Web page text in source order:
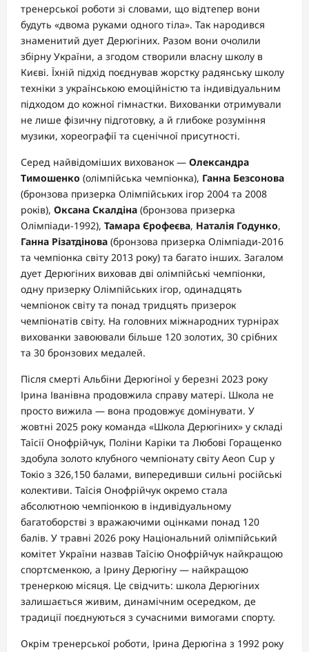
тренерської роботи зі словами, що відтепер вони
будуть «двома руками одного тіла». Так народився
знаменитий дует Дерюгіних. Разом вони очолили
збірну України, а згодом створили власну школу в
Києві. Їхній підхід поєднував жорстку радянську школу
техніки з українською емоційністю та індивідуальним
підходом до кожної гімнастки. Вихованки отримували
не лише фізичну підготовку, а й глибоке розуміння
музики, хореографії та сценічної присутності.
Серед найвідоміших вихованок — Олександра
Тимошенко (олімпійська чемпіонка), Ганна Безсонова
(бронзова призерка Олімпійських ігор 2004 та 2008
років), Оксана Скалдіна (бронзова призерка
Олімпіади-1992), Тамара Єрофеєва, Наталія Годунко,
Ганна Різатдінова (бронзова призерка Олімпіади-2016
та чемпіонка світу 2013 року) та багато інших. Загалом
дует Дерюгіних виховав дві олімпійські чемпіонки,
одну призерку Олімпійських ігор, одинадцять
чемпіонок світу та понад тридцять призерок
чемпіонатів світу. На головних міжнародних турнірах
вихованки завоювали більше 120 золотих, 30 срібних
та 30 бронзових медалей.
Після смерті Альбіни Дерюгіної у березні 2023 року
Ірина Іванівна продовжила справу матері. Школа не
просто вижила — вона продовжує домінувати. У
жовтні 2025 року команда «Школа Дерюгіних» у складі
Таїсії Онофрійчук, Поліни Каріки та Любові Горащенко
здобула золото клубного чемпіонату світу Aeon Cup у
Токіо з 326,150 балами, випередивши сильні російські
колективи. Таїсія Онофрійчук окремо стала
абсолютною чемпіонкою в індивідуальному
багатоборстві з вражаючими оцінками понад 120
балів. У травні 2026 року Національний олімпійський
комітет України назвав Таїсію Онофрійчук найкращою
спортсменкою, а Ірину Дерюгіну — найкращою
тренеркою місяця. Це свідчить: школа Дерюгіних
залишається живим, динамічним осередком, де
традиції поєднуються з сучасними вимогами спорту.
Окрім тренерської роботи, Ірина Дерюгіна з 1992 року